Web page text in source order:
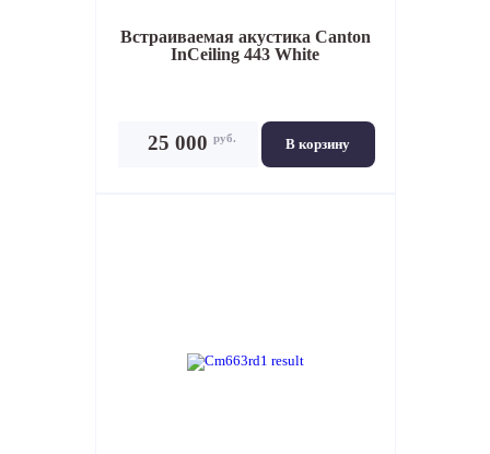
Встраиваемая акустика Canton
InCeiling 443 White
В корзину
25 000 руб.